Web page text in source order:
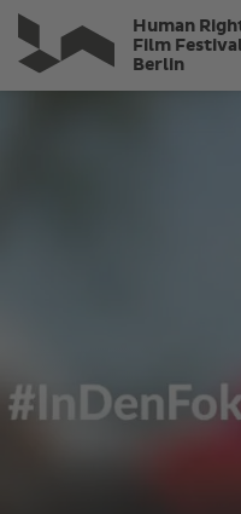
Direkt
zum
Inhalt
Human
Film
Berlin